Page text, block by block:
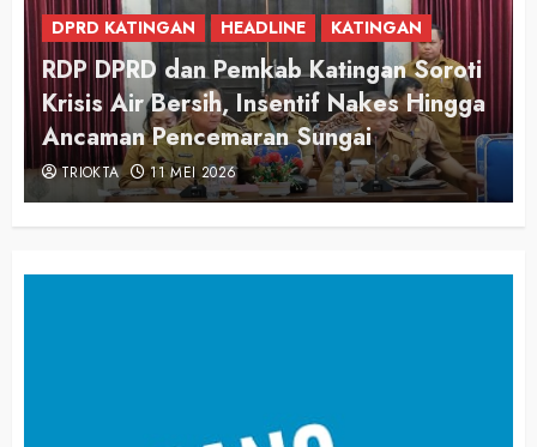
DPRD KATINGAN
DPRD Katingan Apresiasi Langkah
Pemerintah Awasi Harga dan Kualitas
Pangan
TRIOKTA 3 MARET 2026